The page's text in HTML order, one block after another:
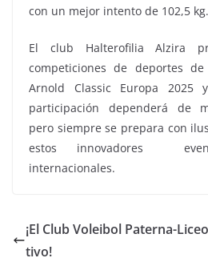
con un mejor intento de 102,5 kg.
El club Halterofilia Alzira
competiciones de deportes
Arnold Classic Europa 2025
participación dependerá de
pero siempre se prepara con
estos innovadores
internacionales.
¡El Club Voleibol Paterna-
tivo!